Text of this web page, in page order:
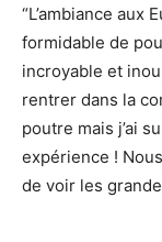
“L’ambiance aux
formidable de
incroyable et
rentrer dans la
poutre mais j’ai
expérience !
de voir les